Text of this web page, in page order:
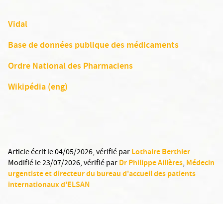
Vidal
Base de données publique des médicaments
Ordre National des Pharmaciens
Wikipédia (eng)
Article écrit le 04/05/2026, vérifié parLothaire Berthier
Modifié le 23/07/2026, vérifié parDr Philippe Aillères, Médecin
urgentiste et directeur du bureau d'accueil des patients
internationaux d'ELSAN